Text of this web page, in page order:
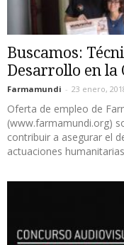
Buscamos:
Desarrollo en la
Farmamundi - 23 enero,
Oferta de empleo de
(www.farmamundi.org)
contribuir a asegurar el
actuaciones